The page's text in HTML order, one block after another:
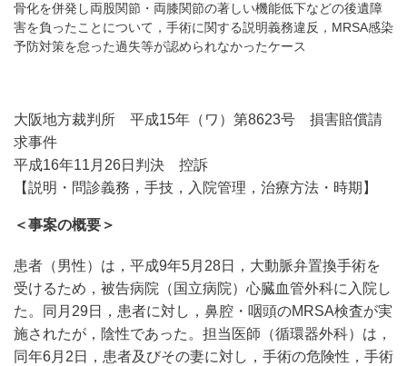
骨化を併発し両股関節・両膝関節の著しい機能低下などの後遺障
害を負ったことについて，手術に関する説明義務違反，MRSA感染
予防対策を怠った過失等が認められなかったケース
大阪地方裁判所 平成15年（ワ）第8623号 損害賠償請
求事件
平成16年11月26日判決 控訴
【説明・問診義務，手技，入院管理，治療方法・時期】
＜事案の概要＞
患者（男性）は，平成9年5月28日，大動脈弁置換手術を
受けるため，被告病院（国立病院）心臓血管外科に入院し
た。同月29日，患者に対し，鼻腔・咽頭のMRSA検査が実
施されたが，陰性であった。担当医師（循環器外科）は，
同年6月2日，患者及びその妻に対し，手術の危険性，手術